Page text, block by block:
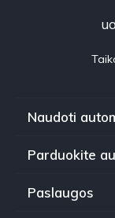
Naudoti
Parduokite
Paslaugos